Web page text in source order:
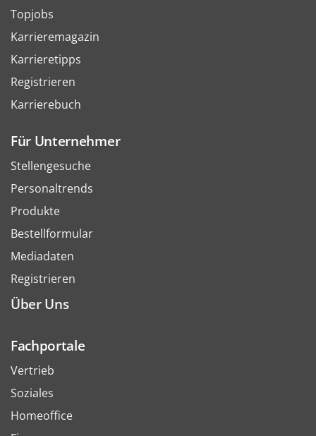
Topjobs
Karrieremagazin
Karrieretipps
Registrieren
Karrierebuch
Für Unternehmer
Stellengesuche
Personaltrends
Produkte
Bestellformular
Mediadaten
Registrieren
Über Uns
Fachportale
Vertrieb
Soziales
Homeoffice